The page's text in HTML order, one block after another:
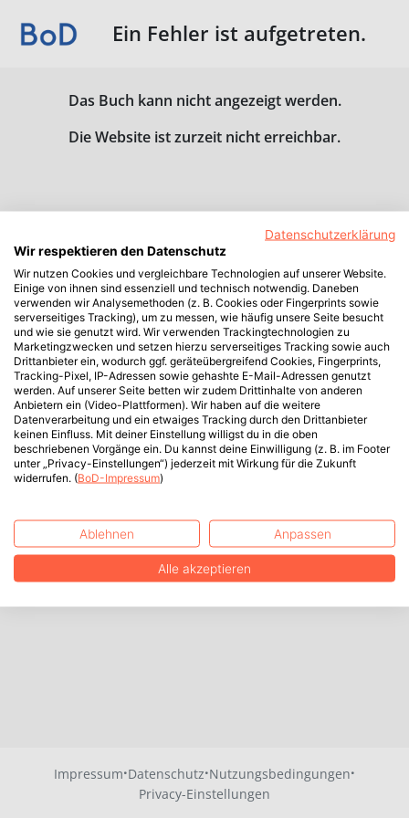
Ein Fehler ist aufgetreten.
Das Buch kann nicht angezeigt werden.
Die Website ist zurzeit nicht erreichbar.
Impressum·Datenschutz·Nutzungsbedingungen·
Privacy-Einstellungen
Datenschutzerklärung
Wir respektieren den Datenschutz
Wir nutzen Cookies und vergleichbare Technologien auf unserer Website.
Einige von ihnen sind essenziell und technisch notwendig. Daneben
verwenden wir Analysemethoden (z. B. Cookies oder Fingerprints sowie
serverseitiges Tracking), um zu messen, wie häufig unsere Seite besucht
und wie sie genutzt wird. Wir verwenden Trackingtechnologien zu
Marketingzwecken und setzen hierzu serverseitiges Tracking sowie auch
Drittanbieter ein, wodurch ggf. geräteübergreifend Cookies, Fingerprints,
Tracking-Pixel, IP-Adressen sowie gehashte E-Mail-Adressen genutzt
werden. Auf unserer Seite betten wir zudem Drittinhalte von anderen
Anbietern ein (Video-Plattformen). Wir haben auf die weitere
Datenverarbeitung und ein etwaiges Tracking durch den Drittanbieter
keinen Einfluss. Mit deiner Einstellung willigst du in die oben
beschriebenen Vorgänge ein. Du kannst deine Einwilligung (z. B. im Footer
unter „Privacy-Einstellungen“) jederzeit mit Wirkung für die Zukunft
widerrufen. (BoD-Impressum)
Ablehnen Anpassen
Alle akzeptieren